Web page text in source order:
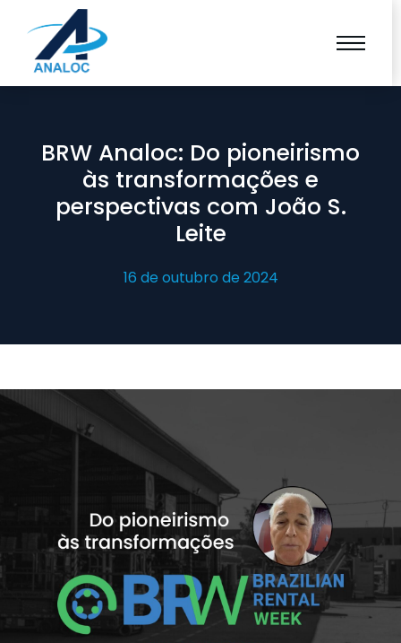
BRW Analoc: Do pioneirismo
às transformações e
perspectivas com João S.
Leite
16 de outubro de 2024